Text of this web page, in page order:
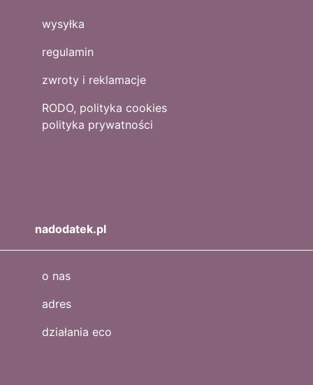
wysyłka
regulamin
zwroty i reklamacje
RODO, polityka cookies
polityka prywatności
nadodatek.pl
o nas
adres
działania eco